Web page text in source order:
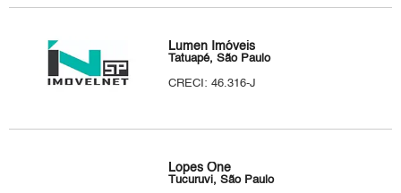
Lumen Imóveis
Tatuapé, São Paulo
CRECI: 46.316-J
Lopes One
Tucuruvi, São Paulo